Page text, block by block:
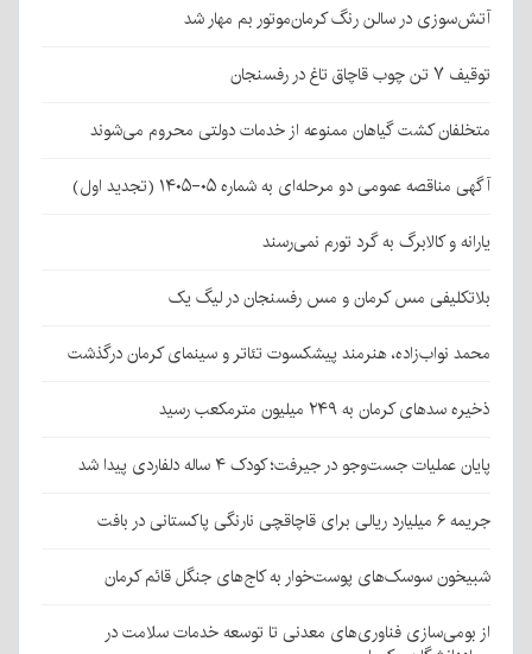
آتش‌سوزی در سالن رنگ کرمان‌موتور بم مهار شد
توقیف ۷ تن چوب قاچاق تاغ در رفسنجان
متخلفان کشت گیاهان ممنوعه از خدمات دولتی محروم می‌شوند
آگهی مناقصه عمومی دو مرحله‌ای به شماره ۰۵-۱۴۰۵ (تجدید اول)
یارانه و کالابرگ به گرد تورم نمی‌رسند
بلاتکلیفی مس کرمان و مس رفسنجان در لیگ یک
محمد نواب‌زاده، هنرمند پیشکسوت تئاتر و سینمای کرمان درگذشت
ذخیره سدهای کرمان به ۲۴۹ میلیون مترمکعب رسید
پایان عملیات جست‌وجو در جیرفت؛ کودک ۴ ساله دلفاردی پیدا شد
جریمه ۶ میلیارد ریالی برای قاچاقچی نارنگی پاکستانی در بافت
شبیخون سوسک‌های پوست‌خوار به کاج‌های جنگل قائم کرمان
از بومی‌سازی فناوری‌های معدنی تا توسعه خدمات سلامت در